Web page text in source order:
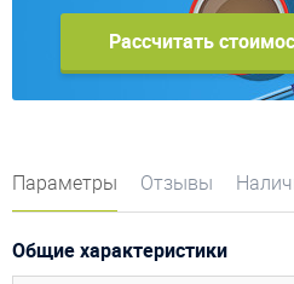
Рассчитать
Параметры Отзывы
Общие характеристики